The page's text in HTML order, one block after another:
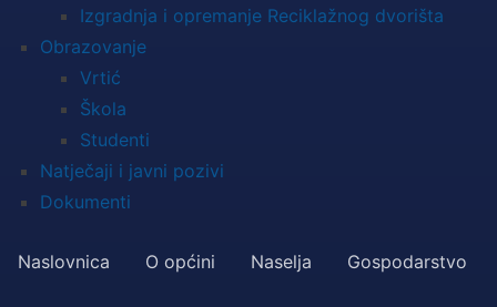
Izgradnja i opremanje Reciklažnog dvorišta
Obrazovanje
Vrtić
Škola
Studenti
Natječaji i javni pozivi
Dokumenti
Naslovnica O općini Naselja Gospodarstvo